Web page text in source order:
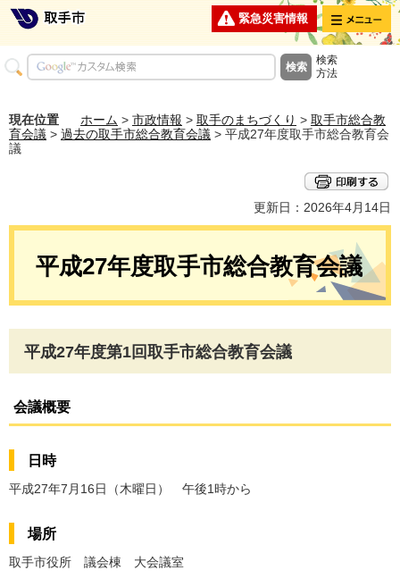
緊急災害情報 メニュー
検索
方法
現在位置 ホーム > 市政情報 > 取手のまちづくり > 取手市総合教
育会議 > 過去の取手市総合教育会議 > 平成27年度取手市総合教育会
議
更新日：2026年4月14日
平成27年度取手市総合教育会議
平成27年度第1回取手市総合教育会議
会議概要
日時
平成27年7月16日（木曜日） 午後1時から
場所
取手市役所 議会棟 大会議室